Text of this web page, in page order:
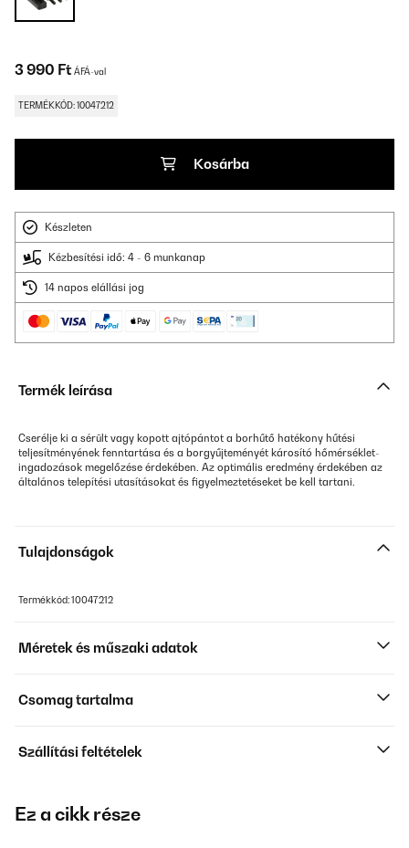
3 990 Ft ÁFÁ-val
TERMÉKKÓD: 10047212
Kosárba
Készleten
Kézbesítési idő: 4 - 6 munkanap
14 napos elállási jog
Termék leírása
Cserélje ki a sérült vagy kopott ajtópántot a borhűtő hatékony hűtési
teljesítményének fenntartása és a borgyűjteményét károsító hőmérséklet-
ingadozások megelőzése érdekében. Az optimális eredmény érdekében az
általános telepítési utasításokat és figyelmeztetéseket be kell tartani.
Tulajdonságok
Termékkód: 10047212
Méretek és műszaki adatok
Csomag tartalma
Szállítási feltételek
Ez a cikk része